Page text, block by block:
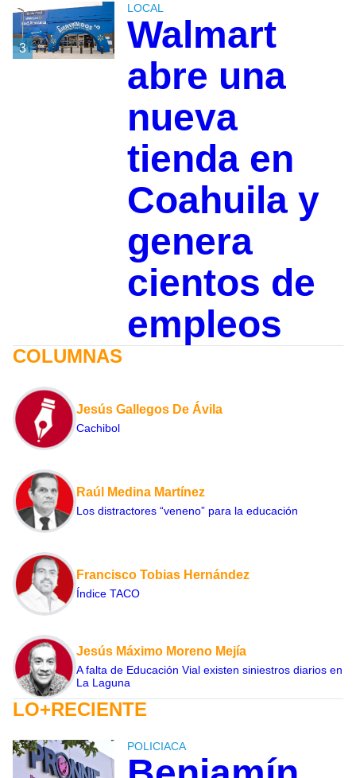
3
LOCAL
Walmart
abre una
nueva
tienda en
Coahuila y
genera
cientos de
empleos
COLUMNAS
Jesús Gallegos De Ávila
Cachibol
Raúl Medina Martínez
Los distractores “veneno” para la educación
Francisco Tobias Hernández
Índice TACO
Jesús Máximo Moreno Mejía
A falta de Educación Vial existen siniestros diarios en
La Laguna
LO+RECIENTE
POLICIACA